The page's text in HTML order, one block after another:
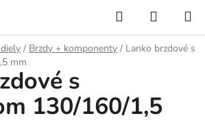
Hľadať
KOŠÍK
/ Brzdy + komponenty / Lanko brzdové s
mm
s
130/160/1,5